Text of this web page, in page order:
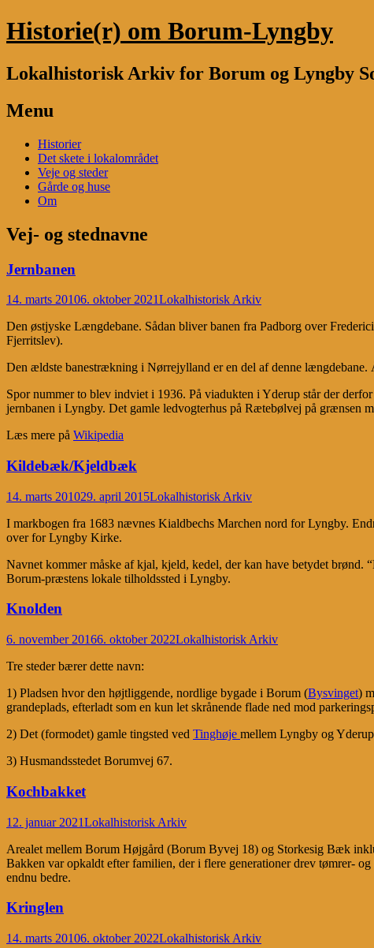
Historie(r) om Borum-Lyngby
Lokalhistorisk Arkiv for Borum og Lyngby
Menu
Skip
content
Historier
Det skete i lokalområdet
Veje og steder
Gårde og huse
Om
Vej- og stednavne
Jernbanen
14. marts 20106. oktober 2021Lokalhistorisk Arkiv
Den østjyske Længdebane. Sådan bliver banen fra Padborg over
Fjerritslev).
Den ældste banestrækning i Nørrejylland er en del af denne længdebane.
Spor nummer to blev indviet i 1936. På viadukten i Yderup står der
jernbanen i Lyngby. Det gamle ledvogterhus på Rætebølvej på grænsen
Læs mere på Wikipedia
Kildebæk/Kjeldbæk
14. marts 201029. april 2015Lokalhistorisk Arkiv
I markbogen fra 1683 nævnes Kialdbechs Marchen nord for Lyngby.
over for Lyngby Kirke.
Navnet kommer måske af kjal, kjeld, kedel, der kan have betydet
Borum-præstens lokale tilholdssted i Lyngby.
Knolden
6. november 20166. oktober 2022Lokalhistorisk Arkiv
Tre steder bærer dette navn:
1) Pladsen hvor den højtliggende, nordlige bygade i Borum (Bysvinget)
grandeplads, efterladt som en kun let skrånende flade ned mod
2) Det (formodet) gamle tingsted ved Tinghøje mellem Lyngby og
3) Husmandsstedet Borumvej 67.
Kochbakket
12. januar 2021Lokalhistorisk Arkiv
Arealet mellem Borum Højgård (Borum Byvej 18) og Storkesig Bæk
Bakken var opkaldt efter familien, der i flere generationer drev tømrer-
endnu bedre.
Kringlen
14. marts 20106. oktober 2022Lokalhistorisk Arkiv